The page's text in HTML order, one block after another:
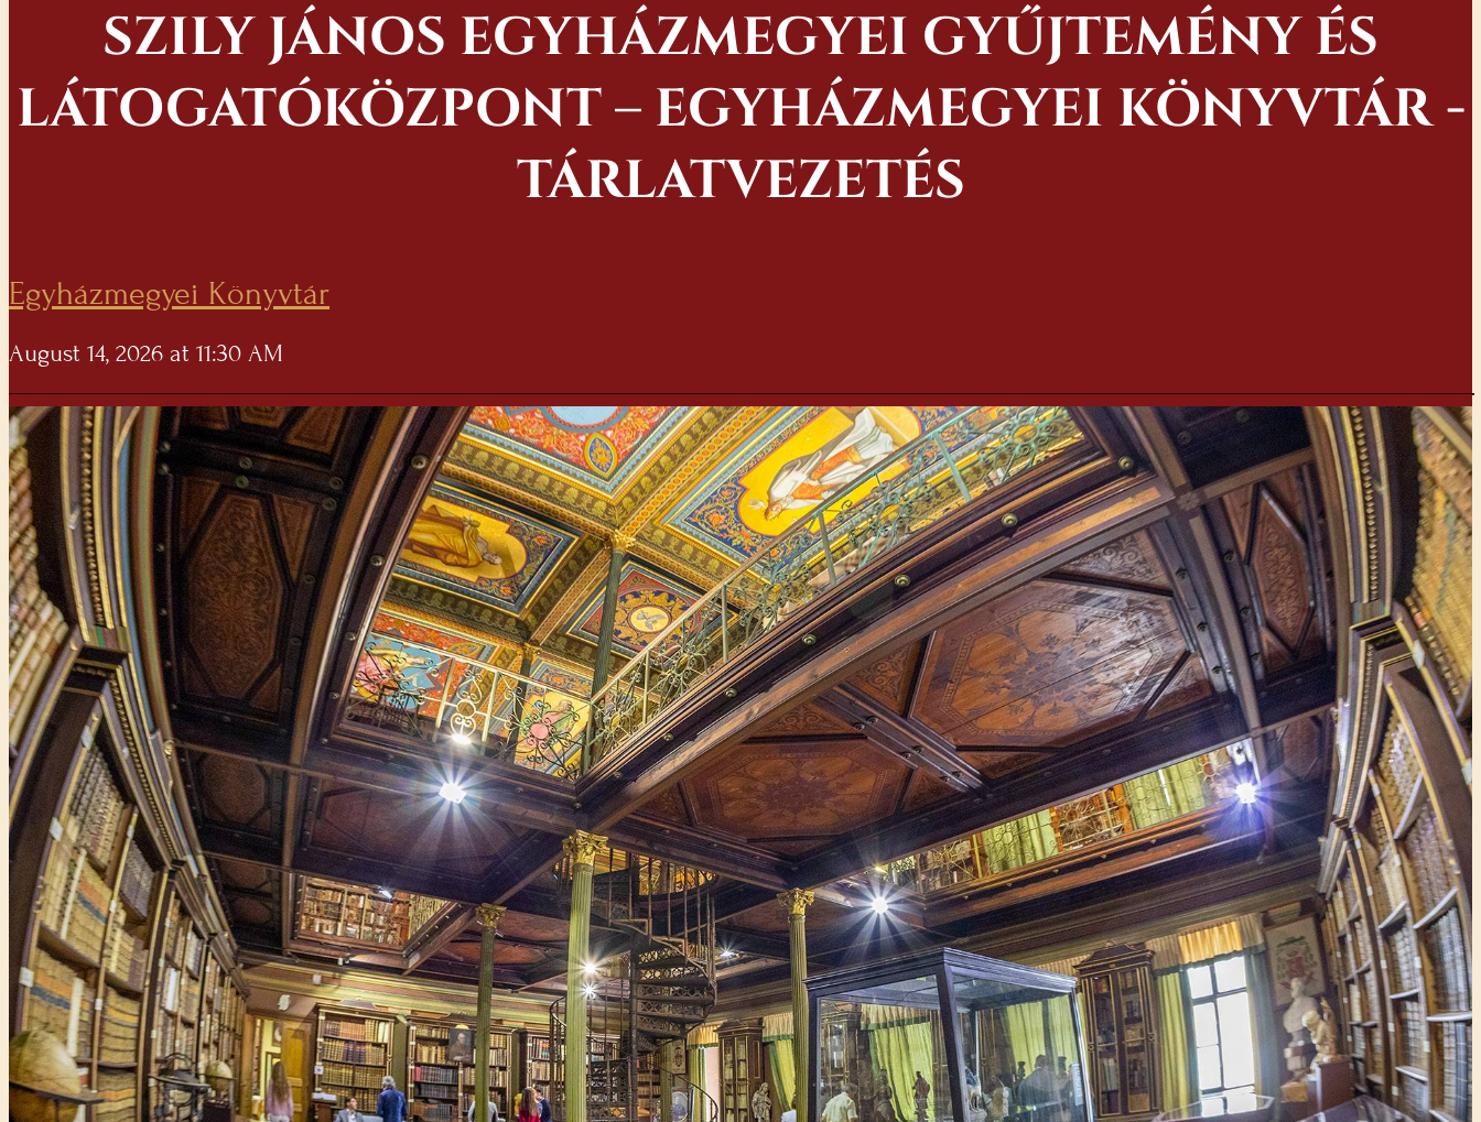
SZILY JÁNOS EGYHÁZMEGYEI GYŰJTEMÉNY ÉS
LÁTOGATÓKÖZPONT – EGYHÁZMEGYEI KÖNYVTÁR -
TÁRLATVEZETÉS
Egyházmegyei Könyvtár
August 14, 2026 at 11:30 AM
TÁMOGATÓK